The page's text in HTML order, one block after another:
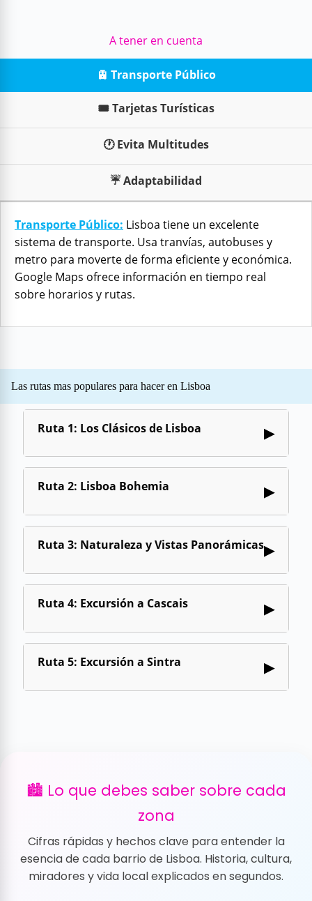
A tener en cuenta
🚊 Transporte Público
🎟️ Tarjetas Turísticas
🕐 Evita Multitudes
☔ Adaptabilidad
Transporte Público: Lisboa tiene un excelente
sistema de transporte. Usa tranvías, autobuses y
metro para moverte de forma eficiente y económica.
Google Maps ofrece información en tiempo real
sobre horarios y rutas.
Las rutas mas populares para hacer en Lisboa
Ruta 1: Los Clásicos de Lisboa ▶
Ruta 2: Lisboa Bohemia ▶
Ruta 3: Naturaleza y Vistas Panorámicas▶
Ruta 4: Excursión a Cascais ▶
Ruta 5: Excursión a Sintra ▶
🏙️ Lo que debes saber sobre cada
zona
Cifras rápidas y hechos clave para entender la
esencia de cada barrio de Lisboa. Historia, cultura,
miradores y vida local explicados en segundos.